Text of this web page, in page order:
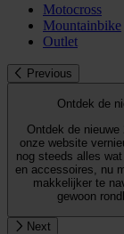
Motocross
Mountainbike
Outlet
Previous
Ontdek de
Ontdek de nieuwe
onze website
nog steeds alles
en accessoires, nu
makkelijker te
gewoon
Next